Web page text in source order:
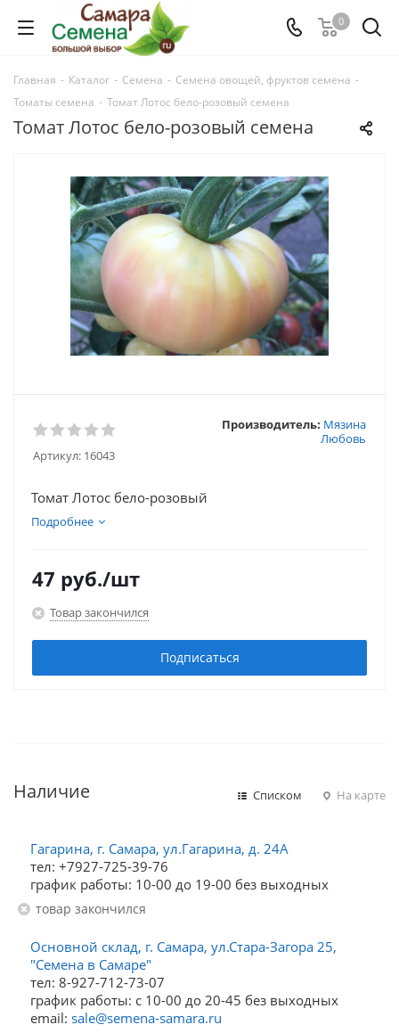
0
Главная - Каталог - Семена - Семена овощей, фруктов семена -
Томаты семена - Томат Лотос бело-розовый семена
Томат Лотос бело-розовый семена
Артикул: 16043
Производитель: Мязина
Любовь
Томат Лотос бело-розовый
Подробнее
47 руб./шт
Товар закончился
Подписаться
Наличие Списком На карте
Гагарина, г. Самара, ул.Гагарина, д. 24А
тел: +7927-725-39-76
график работы: 10-00 до 19-00 без выходных
Товар закончился
Основной склад, г. Самара, ул.Стара-Загора 25,
"Семена в Самаре"
тел: 8-927-712-73-07
график работы: с 10-00 до 20-45 без выходных
email: sale@semena-samara.ru